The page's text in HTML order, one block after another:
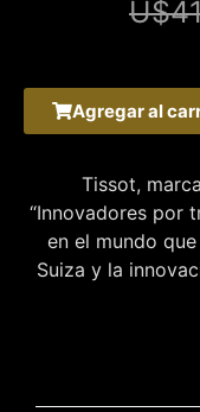
U$
Agregar al
Tissot,
“Innovadores por
en el mundo
Suiza y la